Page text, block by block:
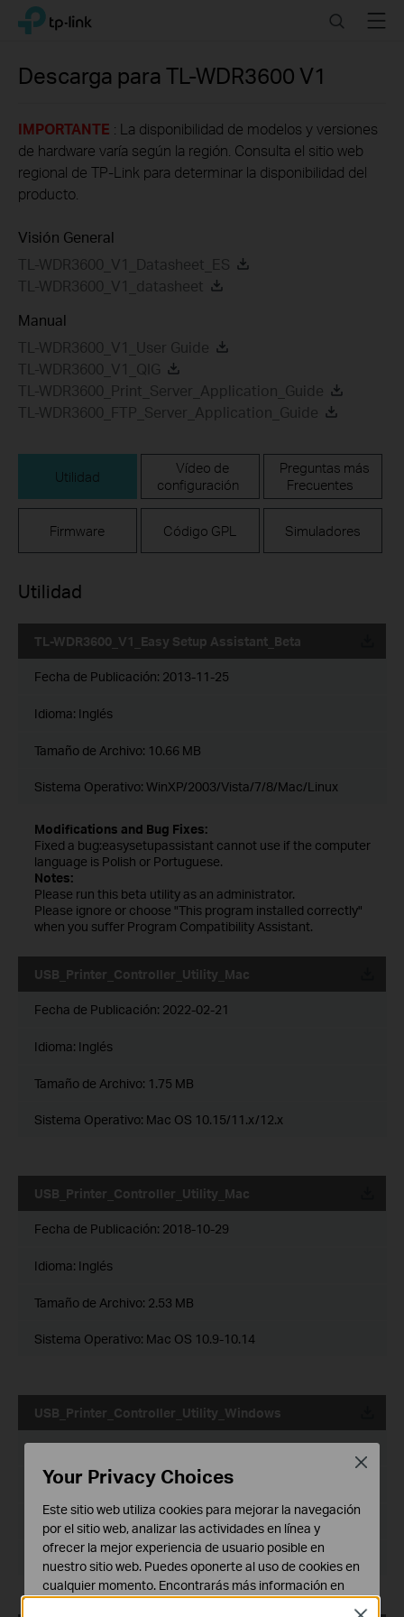
Click
navigation
TP-Link, Reliably Smart SearchMenu
Descarga para TL-WDR3600 V1
IMPORTANTE : La disponibilidad de modelos y versiones
de hardware varía según la región. Consulta el sitio web
regional de TP-Link para determinar la disponibilidad del
producto.
Visión General
TL-WDR3600_V1_Datasheet_ES
TL-WDR3600_V1_datasheet
Manual
TL-WDR3600_V1_User Guide
TL-WDR3600_V1_QIG
TL-WDR3600_Print_Server_Application_Guide
TL-WDR3600_FTP_Server_Application_Guide
Utilidad
Vídeo de
configuración
Preguntas más
Frecuentes
Firmware Código GPL Simuladores
Utilidad
TL-WDR3600_V1_Easy Setup Assistant_Beta
Fecha de Publicación: 2013-11-25
Idioma: Inglés
Tamaño de Archivo: 10.66 MB
Sistema Operativo: WinXP/2003/Vista/7/8/Mac/Linux
Modifications and Bug Fixes:
Fixed a bug:easysetupassistant cannot use if the computer
language is Polish or Portuguese.
Notes:
Please run this beta utility as an administrator.
Please ignore or choose "This program installed correctly"
when you suffer Program Compatibility Assistant.
USB_Printer_Controller_Utility_Mac
Fecha de Publicación: 2022-02-21
Idioma: Inglés
Tamaño de Archivo: 1.75 MB
Sistema Operativo: Mac OS 10.15/11.x/12.x
USB_Printer_Controller_Utility_Mac
Fecha de Publicación: 2018-10-29
Idioma: Inglés
Tamaño de Archivo: 2.53 MB
Sistema Operativo: Mac OS 10.9-10.14
USB_Printer_Controller_Utility_Windows
Fecha de Publicación:2016-11-13
Idioma:Inglés
Tamaño de Archivo: 14.6 MB
Sistema Operativo: WinXP/Vista/7/8/8.1/10
Your Privacy Choices
Este sitio web utiliza cookies para mejorar la navegación
por el sitio web, analizar las actividades en línea y
ofrecer la mejor experiencia de usuario posible en
nuestro sitio web. Puedes oponerte al uso de cookies en
cualquier momento. Encontrarás más información en
Close